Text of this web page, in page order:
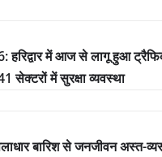
हरिद्वार में आज से लागू हुआ
सेक्टरों में सुरक्षा व्यवस्था
बारिश से जनजीवन अस्त-